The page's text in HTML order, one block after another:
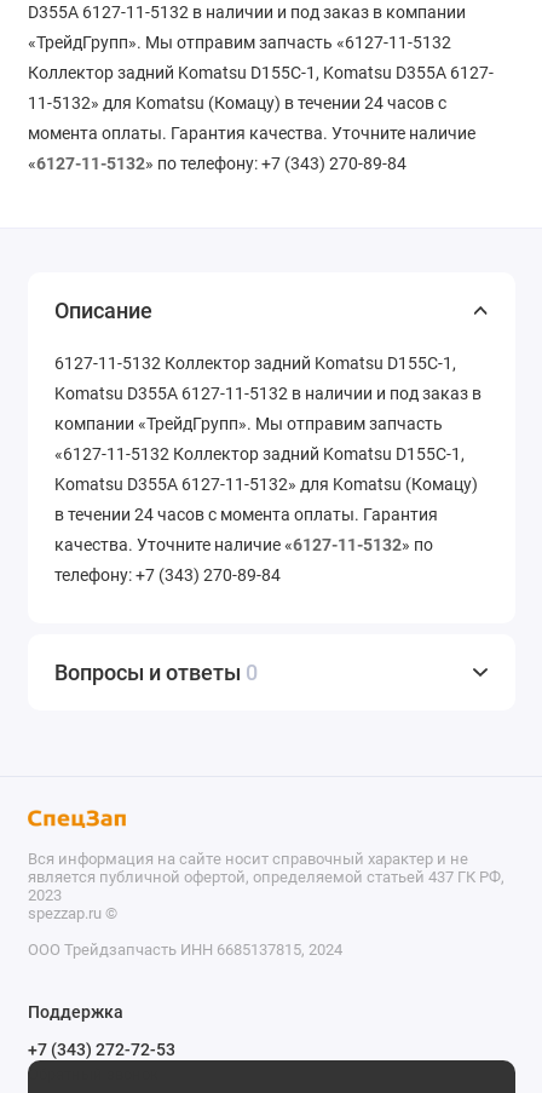
D355A 6127-11-5132 в наличии и под заказ в компании
«ТрейдГрупп». Мы отправим запчасть «6127-11-5132
Коллектор задний Komatsu D155C-1, Komatsu D355A 6127-
11-5132» для Komatsu (Комацу) в течении 24 часов с
момента оплаты. Гарантия качества. Уточните наличие
«6127-11-5132» по телефону: +7 (343) 270-89-84
Описание
6127-11-5132 Коллектор задний Komatsu D155C-1,
Komatsu D355A 6127-11-5132 в наличии и под заказ в
компании «ТрейдГрупп». Мы отправим запчасть
«6127-11-5132 Коллектор задний Komatsu D155C-1,
Komatsu D355A 6127-11-5132» для Komatsu (Комацу)
в течении 24 часов с момента оплаты. Гарантия
качества. Уточните наличие «6127-11-5132» по
телефону: +7 (343) 270-89-84
Вопросы и ответы 0
Вся информация на сайте носит справочный характер и не
является публичной офертой, определяемой статьей 437 ГК РФ,
2023
spezzap.ru ©️
ООО Трейдзапчасть ИНН 6685137815, 2024
Поддержка
+7 (343) 272-72-53
Обратный звонок